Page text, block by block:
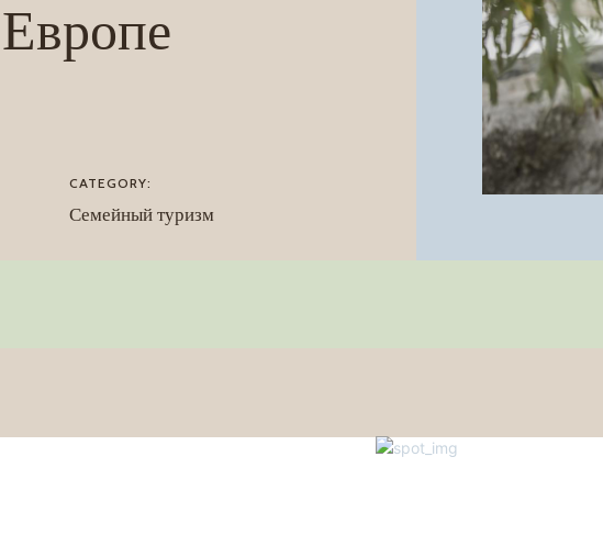
CATEGORY:
Семейный туризм